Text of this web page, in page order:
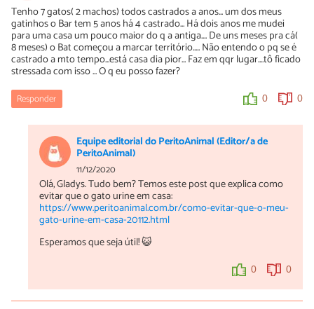
Tenho 7 gatos( 2 machos) todos castrados a anos... um dos meus
gatinhos o Bar tem 5 anos há 4 castrado... Há dois anos me mudei
para uma casa um pouco maior do q a antiga.... De uns meses pra cá(
8 meses) o Bat começou a marcar território..... Não entendo o pq se é
castrado a mto tempo...está casa dia pior... Faz em qqr lugar....tô ficado
stressada com isso ... O q eu posso fazer?
Responder 0 0
Equipe editorial do PeritoAnimal (Editor/a de
PeritoAnimal)
11/12/2020
Olá, Gladys. Tudo bem? Temos este post que explica como
evitar que o gato urine em casa:
https://www.peritoanimal.com.br/como-evitar-que-o-meu-
gato-urine-em-casa-20112.html
Esperamos que seja útil! 😺
0 0